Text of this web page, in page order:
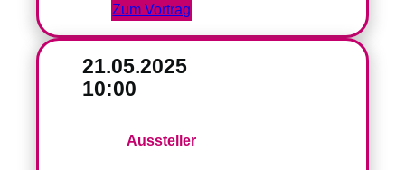
Zum Vortrag
21.05.2025
10:00
Aussteller